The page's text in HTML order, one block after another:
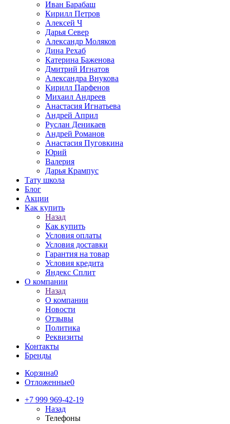
Иван Барабаш
Кирилл Петров
Алексей Ч
Дарья Север
Александр Моляков
Дина Рехаб
Катерина Баженова
Дмитрий Игнатов
Александра Внукова
Кирилл Парфенов
Михаил Андреев
Анастасия Игнатьева
Андрей Април
Руслан Деникаев
Андрей Романов
Анастасия Пуговкина
Юрий
Валерия
Дарья Крампус
Тату школа
Блог
Акции
Как купить
Назад
Как купить
Условия оплаты
Условия доставки
Гарантия на товар
Условия кредита
Яндекс Сплит
О компании
Назад
О компании
Новости
Отзывы
Политика
Реквизиты
Контакты
Бренды
Корзина0
Отложенные0
+7 999 969-42-19
Назад
Телефоны